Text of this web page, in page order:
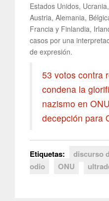
Estados Unidos,
Austria, Alemania,
Francia y Finlandia,
casos por una
de expresión.
53 votos contra
condena la
nazismo en
decepción para
Etiquetas:
discurso
odio
ONU